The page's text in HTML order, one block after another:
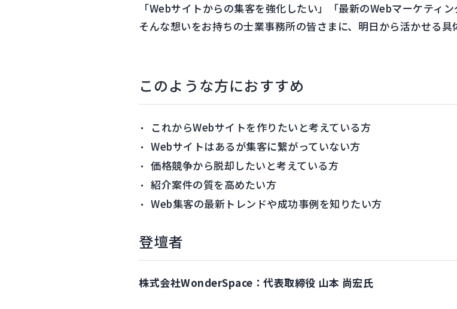
「Webサイトからの集客を強化したい」「最新のWebマーケティ
そんな想いをお持ちの士業事務所の皆さまに、明日から活かせる具
このような方におすすめ
これからWebサイトを作りたいと考えている方
Webサイトはあるが集客に繋がっていない方
価格競争から脱却したいと考えている方
紹介案件の質を高めたい方
Web集客の最新トレンドや成功事例を知りたい方
登壇者
株式会社WonderSpace：代表取締役 山本 尚宏氏